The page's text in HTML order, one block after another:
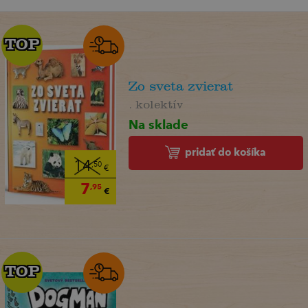
14,50€
7,95€
TOP
TOP
Zo sveta zvierat
. kolektív
Na sklade
pridať do košíka
TOP
TOP